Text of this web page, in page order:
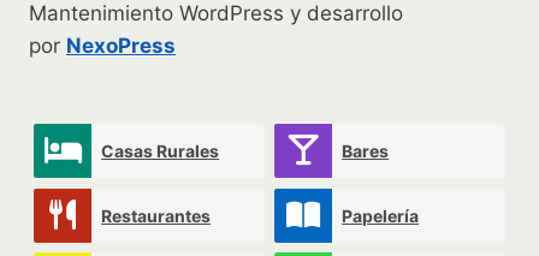
Mantenimiento WordPress y desarrollo
por NexoPress
Casas Rurales Bares
Restaurantes Papelería